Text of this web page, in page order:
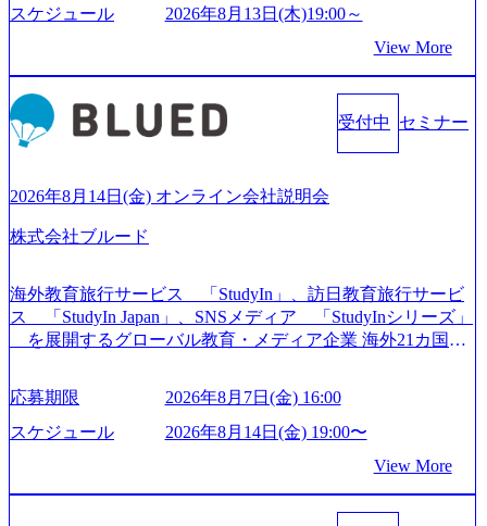
たい」という想いで会社を設立 PwC・アクセンチュアとい
社出身者など、様々な経歴の社員が活躍しており、働きや
すく魅力的な環境が整っているため、定着率が高いことか
ら「働きがいのある会社」に4年連続ベストカンパニーに選
出されている。 残業時間は平均30時間程度 事業/IT戦略立案
や各種プロジェクトマネジメント、最先端テクノロジーの
をデザインする」というビジョンを掲げ、クライアント目
いることは何かを追究し、本当に価値のある成果を提供し
の736名（2024年1月）に到達。上場を目指し、さらに採用
のスピードを上げている。 人にフォーカスをして急成長す
る唯一無二のコンサルティングファーム【株式会社ノース
サンド 執行役員新山氏、庄司氏インタビュー】 (https://my-vi
2015年に設立され、前年比205%の売上成長を遂げるなど、
急速な成長を遂げている。 ​ 新規事業立案から業務改革、IT
戦略立案、IT導入までをワンストップで提供するコンサル
ティングファームである。 ​- 2025年1月時点で従業員数1,209
名を擁し、事業拡大を続けている。 「人」にフォーカスを
当てたコンサルティング会社として、社員の人間力を強み
スケジュール
2026年8月13日(木)19:00～
View More
受付中 セミナー
2026年8月14日(金) オンライン会社説明会
株式会社ブルード
海外教育旅行サービス 「StudyIn」、訪日教育旅行サービ
ス 「StudyIn Japan」、SNSメディア 「StudyInシリーズ」
を展開するグローバル教育・メディア企業 海外21カ国と
育支援サービスを提供している 動画メディア事業を基盤と
して、留学支援・訪日教育旅行・SNSマーケティング事業
を展開している Mission:より多くの人に、グローバルという
ラになる Value： INTEGRITY誠実であろう 素直に心を開い
て伝える、自責かつ利他の精神で動く、謙虚な姿勢でウソ
応募期限
2026年8月7日(金) 16:00
スケジュール
2026年8月14日(金) 19:00〜
View More